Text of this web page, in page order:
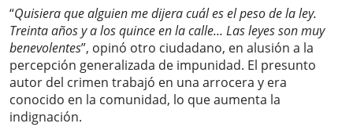
“Quisiera que alguien me dijera cuál es el peso de la ley.
Treinta años y a los quince en la calle... Las leyes son muy
benevolentes”, opinó otro ciudadano, en alusión a la
percepción generalizada de impunidad. El presunto
autor del crimen trabajó en una arrocera y era
conocido en la comunidad, lo que aumenta la
indignación.